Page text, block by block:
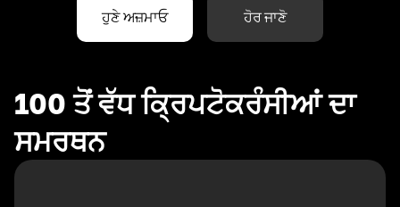
ਹੁਣੇ ਅਜ਼ਮਾਓ ਹੋਰ ਜਾਣੋ
100 ਤੋਂ ਵੱਧ ਕ੍ਰਿਪਟੋਕਰੰਸੀਆਂ ਦਾ
ਸਮਰਥਨ